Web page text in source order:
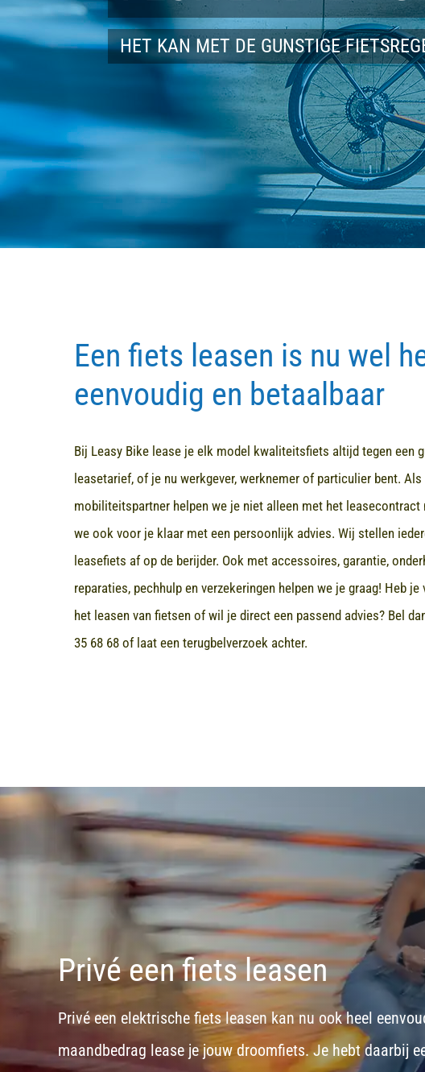
HET KAN MET DE GUNSTIGE
Een fiets leasen is nu wel
eenvoudig en betaalbaar
Bij Leasy Bike lease je elk model kwaliteitsfiets altijd tegen een
leasetarief, of je nu werkgever, werknemer of particulier bent. Als
mobiliteitspartner helpen we je niet alleen met het leasecontract
we ook voor je klaar met een persoonlijk advies. Wij stellen
leasefiets af op de berijder. Ook met accessoires, garantie,
reparaties, pechhulp en verzekeringen helpen we je graag! Heb je
het leasen van fietsen of wil je direct een passend advies? Bel
35 68 68of laat een terugbelverzoek achter.
Privé een fiets leasen
Privé een elektrische fiets leasen kan nu ook heel
maandbedrag lease je jouw droomfiets. Je hebt daarbij